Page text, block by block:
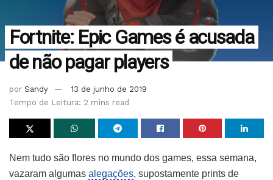
Fortnite: Epic Games é acusada
de não pagar players
por Sandy
13 de junho de 2019
Tempo de Leitura: 2 mins read
Nem tudo são flores no mundo dos games, essa semana,
vazaram algumas alegações, supostamente prints de